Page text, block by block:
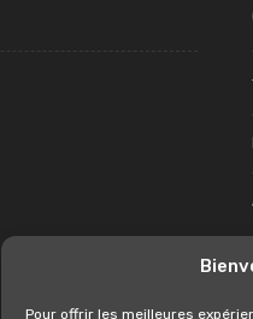
Pour offrir les meilleures